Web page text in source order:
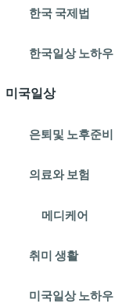
한국 국제법
한국일상 노하우
미국일상
은퇴및 노후준비
의료와 보험
메디케어
취미 생활
미국일상 노하우